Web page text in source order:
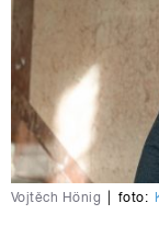
Vojtěch Hönig foto: